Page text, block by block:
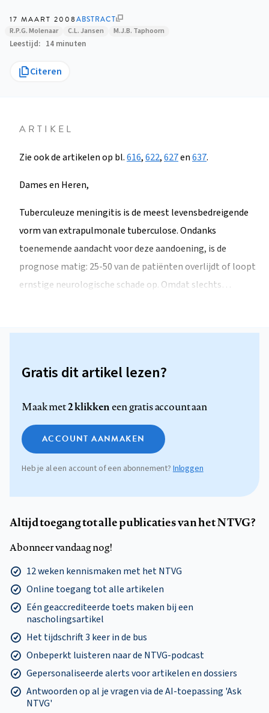
17 MAART 2008ABSTRACT
R.P.G. Molenaar
C.L. Jansen M.J.B. Taphoorn
Leestijd 14 minuten
Citeren
ARTIKEL
Zie ook de artikelen op bl.616,622,627en637.
Dames en Heren,
Tuberculeuze meningitis is de meest levensbedreigende
vorm van extrapulmonale tuberculose. Ondanks
toenemende aandacht voor deze aandoening, is de
prognose matig: 25-50 van de patiënten overlijdt of loopt
ernstige neurologische schade op. Omdat slechts…
Gratis dit artikel lezen?
Maak met2 klikkeneen gratis account aan
ACCOUNT AANMAKEN
Heb je al een account of een abonnement? Inloggen
Altijd toegang tot alle publicaties van het NTVG?
Abonneer vandaag nog!
12 weken kennismaken met het NTVG
Online toegang tot alle artikelen
Eén geaccrediteerde toets maken bij een
nascholingsartikel
Het tijdschrift 3 keer in de bus
Onbeperkt luisteren naar de NTVG-podcast
Gepersonaliseerde alerts voor artikelen en dossiers
Antwoorden op al je vragen via de AI-toepassing 'Ask
NTVG'